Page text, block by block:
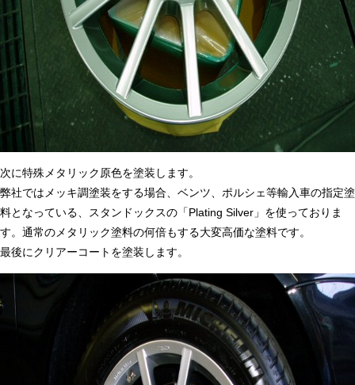
次に特殊メタリック原色を塗装します。
弊社ではメッキ調塗装をする場合、ベンツ、ポルシェ等輸入車の指定塗
料となっている、スタンドックスの「Plating Silver」を使っておりま
す。通常のメタリック塗料の何倍もする大変高価な塗料です。
最後にクリアーコートを塗装します。